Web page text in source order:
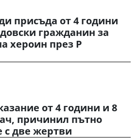
присъда от 4 години
гражданин за
хероин през Р
от 4 години и 8
причинил пътно
с две жертви